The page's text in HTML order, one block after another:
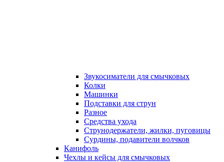
Звукосиматели для смычковых
Колки
Машинки
Подставки для струн
Разное
Средства ухода
Струнодержатели, жилки, пуговицы
Сурдины, подавители волчков
Канифоль
Чехлы и кейсы для смычковых